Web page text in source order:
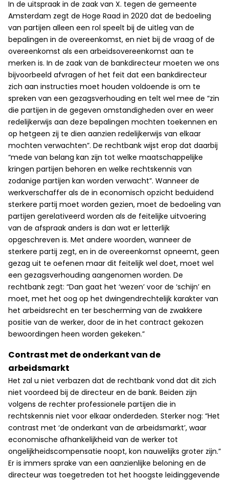
In de uitspraak in de zaak van X. tegen de gemeente
Amsterdam zegt de Hoge Raad in 2020 dat de bedoeling
van partijen alleen een rol speelt bij de uitleg van de
bepalingen in de overeenkomst, en niet bij de vraag of de
overeenkomst als een arbeidsovereenkomst aan te
merken is. In de zaak van de bankdirecteur moeten we ons
bijvoorbeeld afvragen of het feit dat een bankdirecteur
zich aan instructies moet houden voldoende is om te
spreken van een gezagsverhouding en telt wel mee de “zin
die partijen in de gegeven omstandigheden over en weer
redelijkerwijs aan deze bepalingen mochten toekennen en
op hetgeen zij te dien aanzien redelijkerwijs van elkaar
mochten verwachten”. De rechtbank wijst erop dat daarbij
“mede van belang kan zijn tot welke maatschappelijke
kringen partijen behoren en welke rechtskennis van
zodanige partijen kan worden verwacht”. Wanneer de
werkverschaffer als de in economisch opzicht beduidend
sterkere partij moet worden gezien, moet de bedoeling van
partijen gerelativeerd worden als de feitelijke uitvoering
van de afspraak anders is dan wat er letterlijk
opgeschreven is. Met andere woorden, wanneer de
sterkere partij zegt, en in de overeenkomst opneemt, geen
gezag uit te oefenen maar dit feitelijk wel doet, moet wel
een gezagsverhouding aangenomen worden. De
rechtbank zegt: “Dan gaat het ‘wezen’ voor de ‘schijn’ en
moet, met het oog op het dwingendrechtelijk karakter van
het arbeidsrecht en ter bescherming van de zwakkere
positie van de werker, door de in het contract gekozen
bewoordingen heen worden gekeken.”
Contrast met de onderkant van de
arbeidsmarkt
Het zal u niet verbazen dat de rechtbank vond dat dit zich
niet voordeed bij de directeur en de bank. Beiden zijn
volgens de rechter professionele partijen die in
rechtskennis niet voor elkaar onderdeden. Sterker nog: “Het
contrast met ‘de onderkant van de arbeidsmarkt’, waar
economische afhankelijkheid van de werker tot
ongelijkheidscompensatie noopt, kon nauwelijks groter zijn.”
Er is immers sprake van een aanzienlijke beloning en de
directeur was toegetreden tot het hoogste leidinggevende